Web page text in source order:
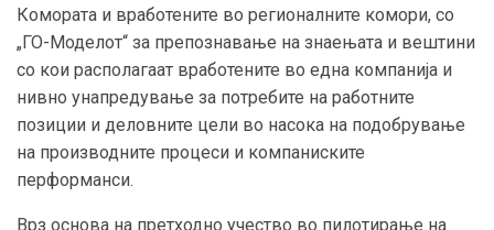
Комората и вработените во регионалните комори, со
„ГО-Моделот“ за препознавање на знаењата и вештини
со кои располагаат вработените во една компанија и
нивно унапредување за потребите на работните
позиции и деловните цели во насока на подобрување
на производните процеси и компаниските
перформанси.
Врз основа на претходно учество во пилотирање на